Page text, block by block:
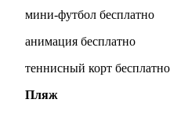
мини-футбол бесплатно
анимация бесплатно
теннисный корт бесплатно
Пляж